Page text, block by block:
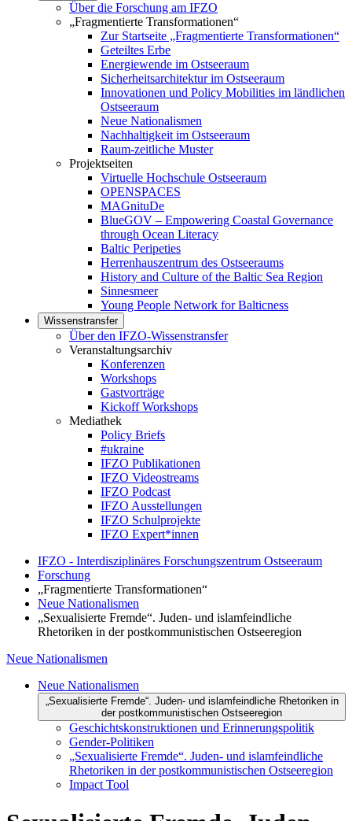
Über die Forschung am IFZO
„Fragmentierte Transformationen“
Zur Startseite „Fragmentierte Transformationen“
Geteiltes Erbe
Energiewende im Ostseeraum
Sicherheitsarchitektur im Ostseeraum
Innovationen und Policy Mobilities im ländlichen
Ostseeraum
Neue Nationalismen
Nachhaltigkeit im Ostseeraum
Raum-zeitliche Muster
Projektseiten
Virtuelle Hochschule Ostseeraum
OPENSPACES
MAGnituDe
BlueGOV – Empowering Coastal Governance
through Ocean Literacy
Baltic Peripeties
Herrenhauszentrum des Ostseeraums
History and Culture of the Baltic Sea Region
Sinnesmeer
Young People Network for Balticness
Wissenstransfer
Über den IFZO-Wissenstransfer
Veranstaltungsarchiv
Konferenzen
Workshops
Gastvorträge
Kickoff Workshops
Mediathek
Policy Briefs
#ukraine
IFZO Publikationen
IFZO Videostreams
IFZO Podcast
IFZO Ausstellungen
IFZO Schulprojekte
IFZO Expert*innen
IFZO - Interdisziplinäres Forschungszentrum Ostseeraum
Forschung
„Fragmentierte Transformationen“
Neue Nationalismen
„Sexualisierte Fremde“. Juden- und islamfeindliche
Rhetoriken in der postkommunistischen Ostseeregion
Neue Nationalismen
Neue Nationalismen
„Sexualisierte Fremde“. Juden- und islamfeindliche Rhetoriken in
der postkommunistischen Ostseeregion
Geschichtskonstruktionen und Erinnerungspolitik
Gender-Politiken
„Sexualisierte Fremde“. Juden- und islamfeindliche
Rhetoriken in der postkommunistischen Ostseeregion
Impact Tool